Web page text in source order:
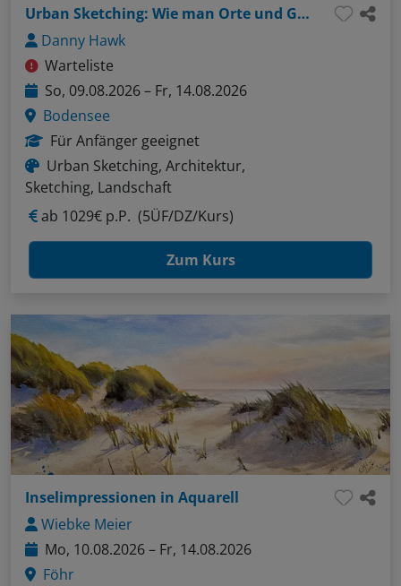
Urban Sketching: Wie man Orte und Gebäude sprechen lässt
Danny Hawk
Warteliste
So, 09.08.2026 – Fr, 14.08.2026
Bodensee
Für Anfänger geeignet
Urban Sketching, Architektur,
Sketching, Landschaft
ab 1029€ p.P. (5ÜF/DZ/Kurs)
Zum Kurs
Inselimpressionen in Aquarell
Wiebke Meier
Mo, 10.08.2026 – Fr, 14.08.2026
Föhr